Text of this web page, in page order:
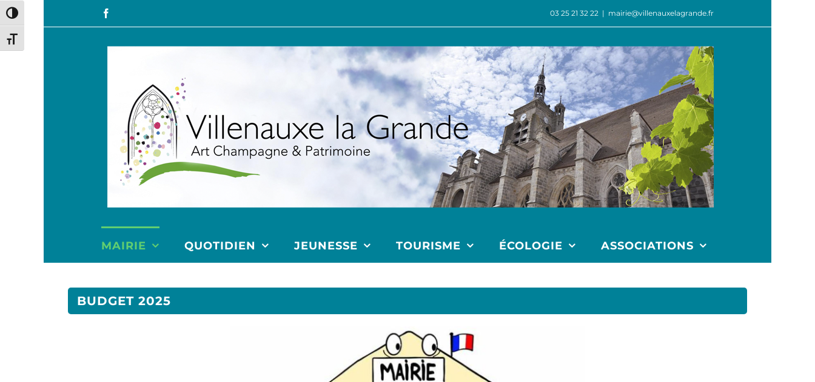
Passer en contraste élevé
Changer la taille de la police
03 25 21 32 22 | mairie@villenauxelagrande.fr
MAIRIE QUOTIDIEN JEUNESSE TOURISME ÉCOLOGIE ASSOCIATIONS
BUDGET 2025